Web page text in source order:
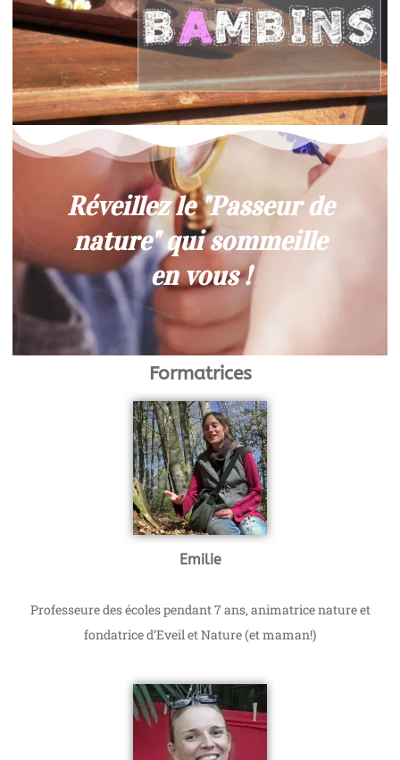
Réveillez le "Passeur de
nature" qui sommeille
en vous !
Formatrices
Emilie
Professeure des écoles pendant 7 ans, animatrice nature et
fondatrice d’Eveil et Nature (et maman!)